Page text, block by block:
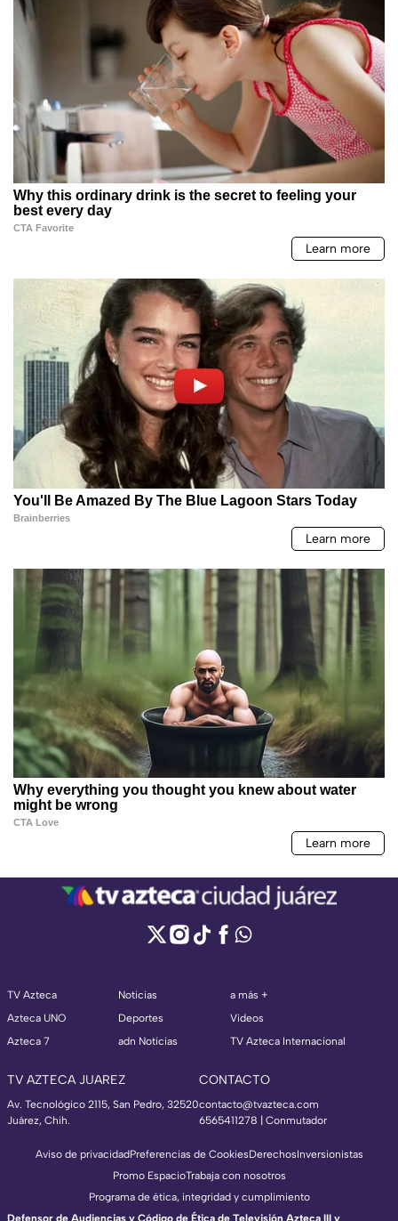
TV Azteca
Azteca UNO
Azteca 7
Noticias
Deportes
adn Noticias
a más +
Videos
TV Azteca Internacional
TV AZTECA JUAREZ
Av. Tecnológico 2115, San Pedro, 32520
Juárez, Chih.
CONTACTO
contacto@tvazteca.com
6565411278 | Conmutador
Aviso de privacidadPreferencias de CookiesDerechosInversionistas
Promo EspacioTrabaja con nosotros
Programa de ética, integridad y cumplimiento
Defensor de Audiencias y Código de Ética de Televisión Azteca III y